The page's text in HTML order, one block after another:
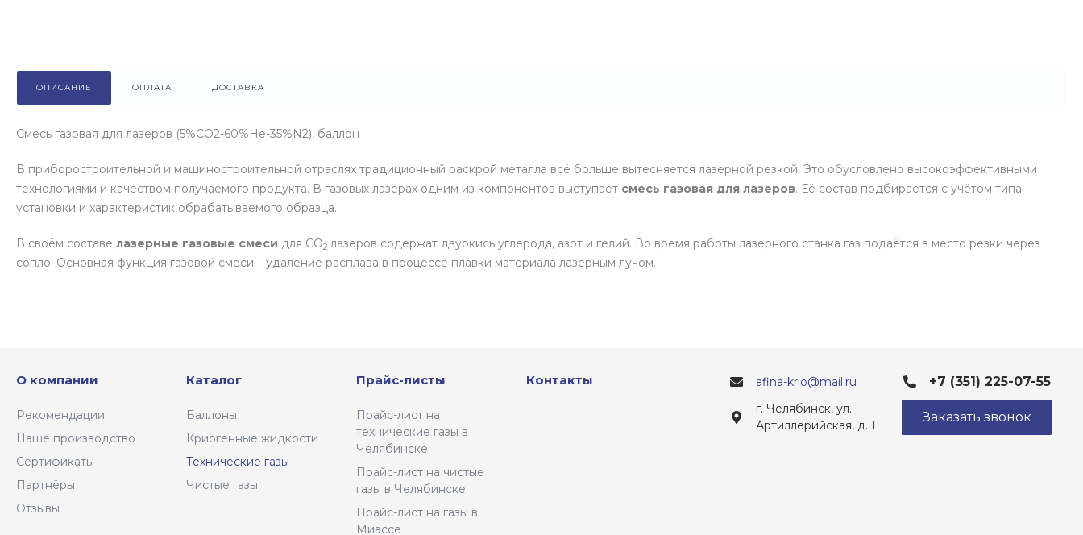
ОПИСАНИЕ ОПЛАТА ДОСТАВКА
Смесь газовая для лазеров (5%СO2-60%He-35%N2), баллон
В приборостроительной и машиностроительной отраслях традиционный раскрой металла всё больше вытесняется лазерной резкой. Это обусловлено высокоэффективными
технологиями и качеством получаемого продукта. В газовых лазерах одним из компонентов выступает смесь газовая для лазеров. Её состав подбирается с учётом типа
установки и характеристик обрабатываемого образца.
В своём составе лазерные газовые смеси для СО2 лазеров содержат двуокись углерода, азот и гелий. Во время работы лазерного станка газ подаётся в место резки через
сопло. Основная функция газовой смеси – удаление расплава в процессе плавки материала лазерным лучом.
О компании
Рекомендации
Наше производство
Сертификаты
Партнёры
Отзывы
Каталог
Баллоны
Криогенные жидкости
Технические газы
Чистые газы
Прайс-листы
Прайс-лист на
технические газы в
Челябинске
Прайс-лист на чистые
газы в Челябинске
Прайс-лист на газы в
Миассе
Контакты afina-krio@mail.ru +7 (351) 225-07-55
г. Челябинск, ул.
Артиллерийская, д. 1
Заказать звонок